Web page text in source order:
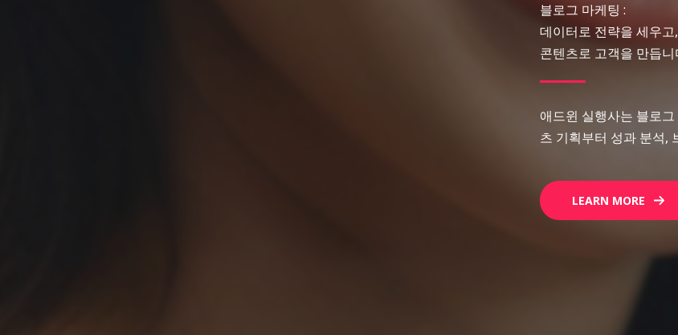
블로그 마케팅 :
데이터로 전략을 세우고,
콘텐츠로 고객을 만듭니
애드윈 실행사는 블로
츠 기획부터 성과 분석,
LEARN MORE